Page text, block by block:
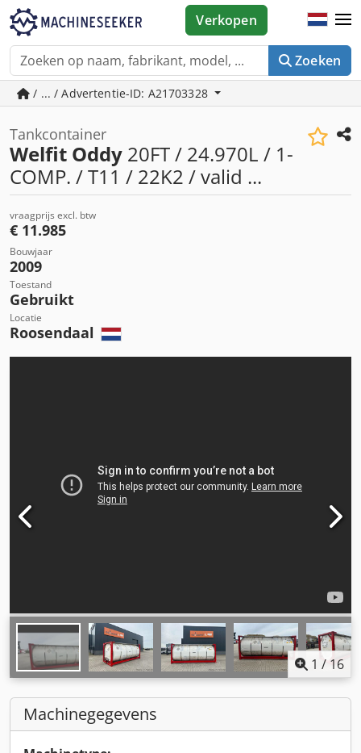
Zoeken
Verkopen
/ ... / Advertentie-ID: A21703328
Tankcontainer
Welfit Oddy 20FT / 24.970L / 1-
COMP. / T11 / 22K2 / valid ...
vraagprijs excl. btw
€ 11.985
Bouwjaar
2009
Toestand
Gebruikt
Locatie
Roosendaal
1 / 16
Machinegegevens